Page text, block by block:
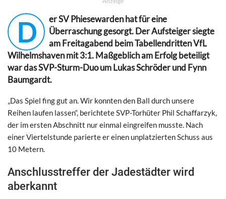
D
er SV Phiesewarden hat für eine
Überraschung gesorgt. Der Aufsteiger siegte
am Freitagabend beim Tabellendritten VfL
Wilhelmshaven mit 3:1. Maßgeblich am Erfolg beteiligt
war das SVP-Sturm-Duo um Lukas Schröder und Fynn
Baumgardt.
„Das Spiel fing gut an. Wir konnten den Ball durch unsere
Reihen laufen lassen“, berichtete SVP-Torhüter Phil Schaffarzyk,
der im ersten Abschnitt nur einmal eingreifen musste. Nach
einer Viertelstunde parierte er einen unplatzierten Schuss aus
10 Metern.
Anschlusstreffer der Jadestädter wird
aberkannt